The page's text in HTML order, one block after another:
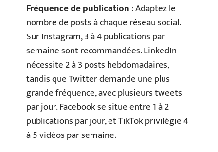
Fréquence de publication: Adaptez le
nombre de posts à chaque réseau social.
Sur Instagram, 3 à 4 publications par
semaine sont recommandées. LinkedIn
nécessite 2 à 3 posts hebdomadaires,
tandis que Twitter demande une plus
grande fréquence, avec plusieurs tweets
par jour. Facebook se situe entre 1 à 2
publications par jour, et TikTok privilégie 4
à 5 vidéos par semaine.